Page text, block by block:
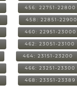
456: 22751-22800
458: 22851-22900
460: 22951-23000
462: 23051-23100
464: 23151-23200
466: 23251-23300
468: 23351-23389